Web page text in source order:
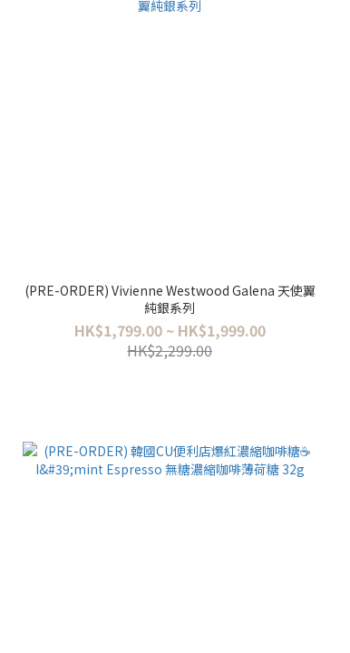
(PRE-ORDER) Vivienne Westwood Galena 天使翼
純銀系列
HK$1,799.00 ~ HK$1,999.00
HK$2,299.00